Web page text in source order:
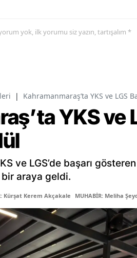
yok, ilk yorumu siz yazın, tartışalım *
| Kahramanmaraş’ta YKS ve LGS
YKS ve
ve LGS’de başarı
araya geldi.
Kürşat Kerem Akçakale MUHABİR: Meliha